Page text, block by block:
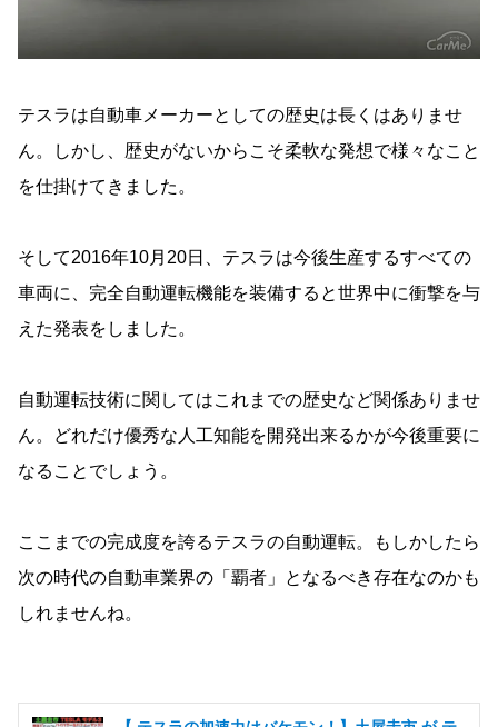
テスラは自動車メーカーとしての歴史は長くはありませ
ん。しかし、歴史がないからこそ柔軟な発想で様々なこと
を仕掛けてきました。
そして2016年10月20日、テスラは今後生産するすべての
車両に、完全自動運転機能を装備すると世界中に衝撃を与
えた発表をしました。
自動運転技術に関してはこれまでの歴史など関係ありませ
ん。どれだけ優秀な人工知能を開発出来るかが今後重要に
なることでしょう。
ここまでの完成度を誇るテスラの自動運転。もしかしたら
次の時代の自動車業界の「覇者」となるべき存在なのかも
しれませんね。